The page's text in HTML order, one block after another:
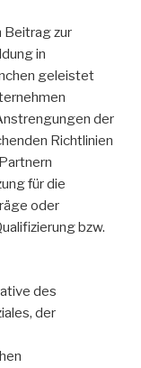
Beitrag zur
in
geleistet
der
Richtlinien
für die
oder
bzw.
des
der